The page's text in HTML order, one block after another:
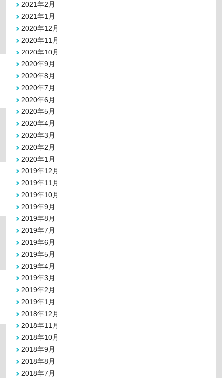
2021年2月
2021年1月
2020年12月
2020年11月
2020年10月
2020年9月
2020年8月
2020年7月
2020年6月
2020年5月
2020年4月
2020年3月
2020年2月
2020年1月
2019年12月
2019年11月
2019年10月
2019年9月
2019年8月
2019年7月
2019年6月
2019年5月
2019年4月
2019年3月
2019年2月
2019年1月
2018年12月
2018年11月
2018年10月
2018年9月
2018年8月
2018年7月